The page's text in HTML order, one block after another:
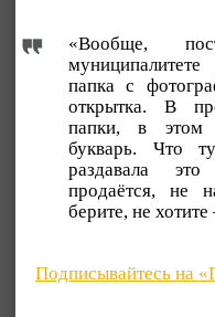
«Вообще,
папка с
открытка. В
папки, в этом
букварь. Что
раздавала
продаётся, не
берите, не
Подписывайтесь на